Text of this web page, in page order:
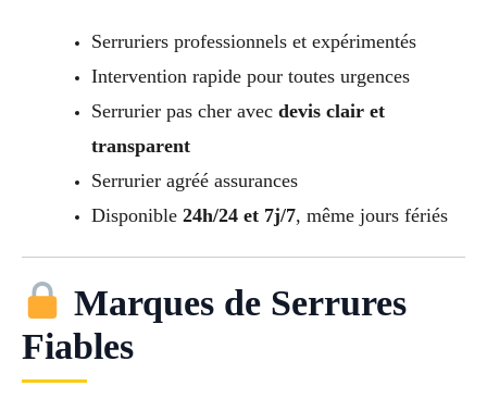
Serruriers professionnels et expérimentés
Intervention rapide pour toutes urgences
Serrurier pas cher avec devis clair et
transparent
Serrurier agréé assurances
Disponible 24h/24 et 7j/7, même jours fériés
Marques de Serrures
Fiables